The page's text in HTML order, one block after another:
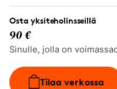
Osta yksiteholinsseillä
90 €
Sinulle, jolla on
Tilaa verkossa